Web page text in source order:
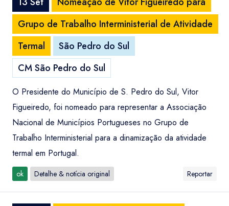
Grupo de Trabalho Interministerial de Atividade
Termal
São Pedro do Sul
CM São Pedro do Sul
O Presidente do Município de S. Pedro do Sul, Vitor
Figueiredo, foi nomeado para representar a Associação
Nacional de Municípios Portugueses no Grupo de
Trabalho Interministerial para a dinamização da atividade
termal em Portugal.
ok Detalhe & notícia original Reportar